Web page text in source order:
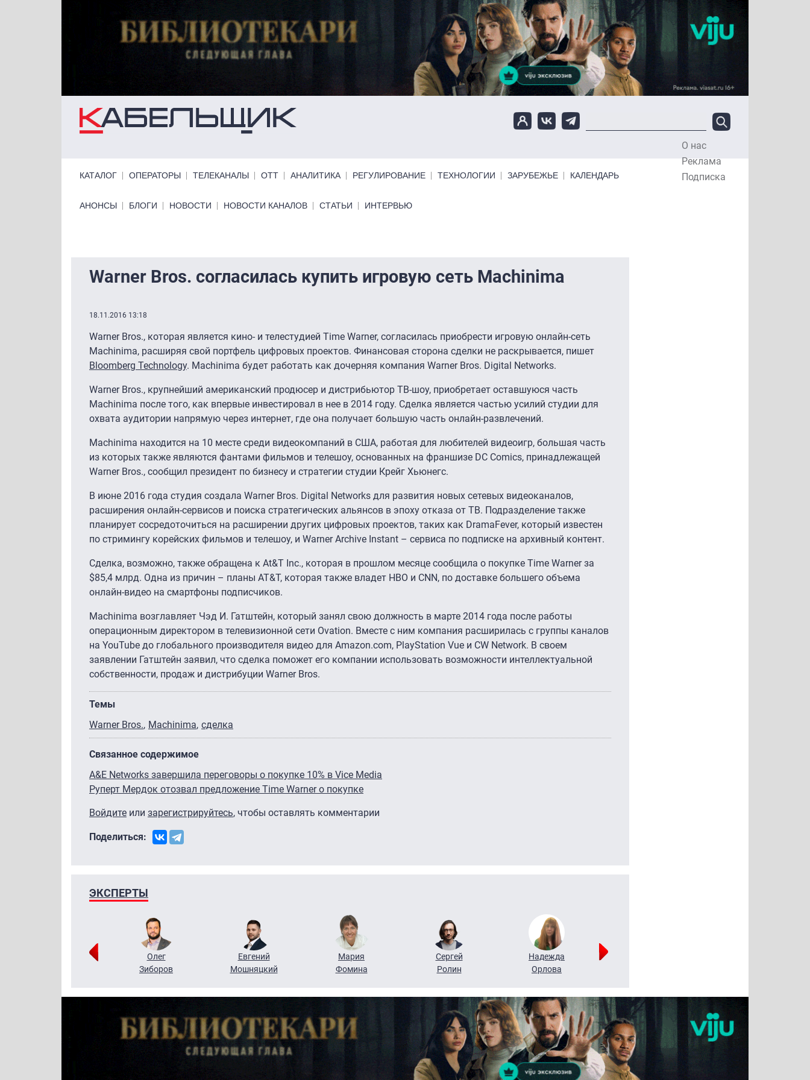
О нас
Реклама
Подписка
КАТАЛОГ ОПЕРАТОРЫ ТЕЛЕКАНАЛЫ ОТТ АНАЛИТИКА РЕГУЛИРОВАНИЕ ТЕХНОЛОГИИ ЗАРУБЕЖЬЕ КАЛЕНДАРЬ
Primary links bottom
АНОНСЫ БЛОГИ НОВОСТИ НОВОСТИ КАНАЛОВ СТАТЬИ ИНТЕРВЬЮ
Warner Bros. cогласилась купить игровую сеть Machinima
18.11.2016 13:18
Warner Bros., которая является кино- и телестудией Time Warner, согласилась приобрести игровую онлайн-сеть
Machinima, расширяя свой портфель цифровых проектов. Финансовая сторона сделки не раскрывается, пишет
Bloomberg Technology. Machinima будет работать как дочерняя компания Warner Bros. Digital Networks.
Warner Bros., крупнейший американский продюсер и дистрибьютор ТВ-шоу, приобретает оставшуюся часть
Machinima после того, как впервые инвестировал в нее в 2014 году. Сделка является частью усилий студии для
охвата аудитории напрямую через интернет, где она получает большую часть онлайн-развлечений.
Machinima находится на 10 месте среди видеокомпаний в США, работая для любителей видеоигр, большая часть
из которых также являются фантами фильмов и телешоу, основанных на франшизе DC Comics, принадлежащей
Warner Bros., сообщил президент по бизнесу и стратегии студии Крейг Хьюнегс.
В июне 2016 года студия создала Warner Bros. Digital Networks для развития новых сетевых видеоканалов,
расширения онлайн-сервисов и поиска стратегических альянсов в эпоху отказа от ТВ. Подразделение также
планирует сосредоточиться на расширении других цифровых проектов, таких как DramaFever, который известен
по стримингу корейских фильмов и телешоу, и Warner Archive Instant – сервиса по подписке на архивный контент.
Сделка, возможно, также обращена к At&T Inc., которая в прошлом месяце сообщила о покупке Time Warner за
$85,4 млрд. Одна из причин – планы AT&T, которая также владет HBO и CNN, по доставке большего объема
онлайн-видео на смартфоны подписчиков.
Machinima возглавляет Чэд И. Гатштейн, который занял свою должность в марте 2014 года после работы
операционным директором в телевизионной сети Ovation. Вместе с ним компания расширилась с группы каналов
на YouTube до глобального производителя видео для Amazon.com, PlayStation Vue и CW Network. В своем
заявлении Гатштейн заявил, что сделка поможет его компании использовать возможности интеллектуальной
собственности, продаж и дистрибуции Warner Bros.
Темы
Warner Bros. Machinima сделка
Связанное содержимое
A&E Networks завершила переговоры о покупке 10% в Vice Media
Руперт Мердок отозвал предложение Time Warner о покупке
Войдите или зарегистрируйтесь, чтобы оставлять комментарии
Поделиться:
ЭКСПЕРТЫ
Олег
Зиборов
Евгений
Мошняцкий
Мария
Фомина
Сергей
Ролин
Надежда
Орлова